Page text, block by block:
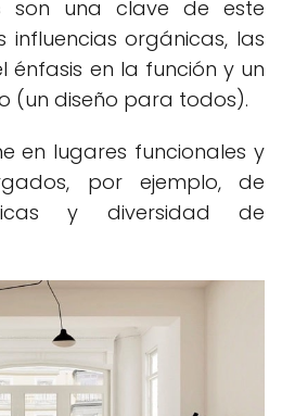
son una clave de este
influencias orgánicas, las
énfasis en la función y un
(un diseño para todos).
en lugares funcionales y
por ejemplo, de
y diversidad de